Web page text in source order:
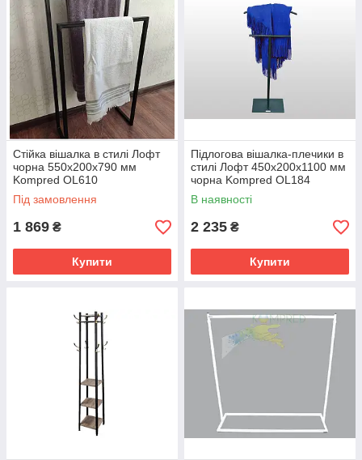
Стійка вішалка в стилі Лофт
чорна 550х200х790 мм
Kompred OL610
Під замовлення
1 869 ₴
Купити
Підлогова вішалка-плечики в
стилі Лофт 450х200х1100 мм
чорна Kompred OL184
В наявності
2 235 ₴
Купити